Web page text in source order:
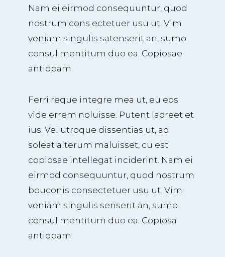
Nam ei eirmod consequuntur, quod
nostrum cons ectetuer usu ut. Vim
veniam singulis satenserit an, sumo
consul mentitum duo ea. Copiosae
antiopam.
Ferri reque integre mea ut, eu eos
vide errem noluisse. Putent laoreet et
ius. Vel utroque dissentias ut, ad
soleat alterum maluisset, cu est
copiosae intellegat inciderint. Nam ei
eirmod consequuntur, quod nostrum
bouconis consectetuer usu ut. Vim
veniam singulis senserit an, sumo
consul mentitum duo ea. Copiosa
antiopam.